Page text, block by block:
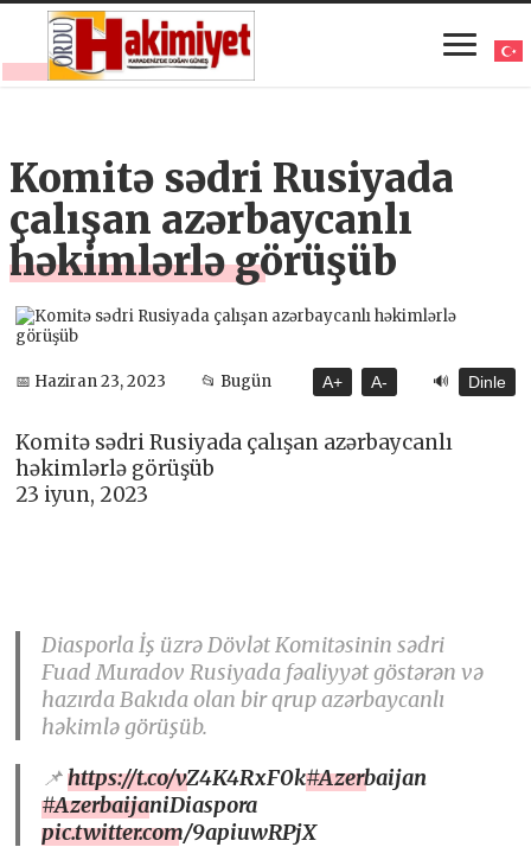
Komitə sədri Rusiyada
çalışan azərbaycanlı
həkimlərlə görüşüb
📅 Haziran 23, 2023 📂 Bugün A+ A- 🔊 Dinle
Komitə sədri Rusiyada çalışan azərbaycanlı
həkimlərlə görüşüb
23 iyun, 2023
Diasporla İş üzrə Dövlət Komitəsinin sədri
Fuad Muradov Rusiyada fəaliyyət göstərən və
hazırda Bakıda olan bir qrup azərbaycanlı
həkimlə görüşüb.
📌https://t.co/vZ4K4RxF0k#Azerbaijan
#AzerbaijaniDiaspora
pic.twitter.com/9apiuwRPjX